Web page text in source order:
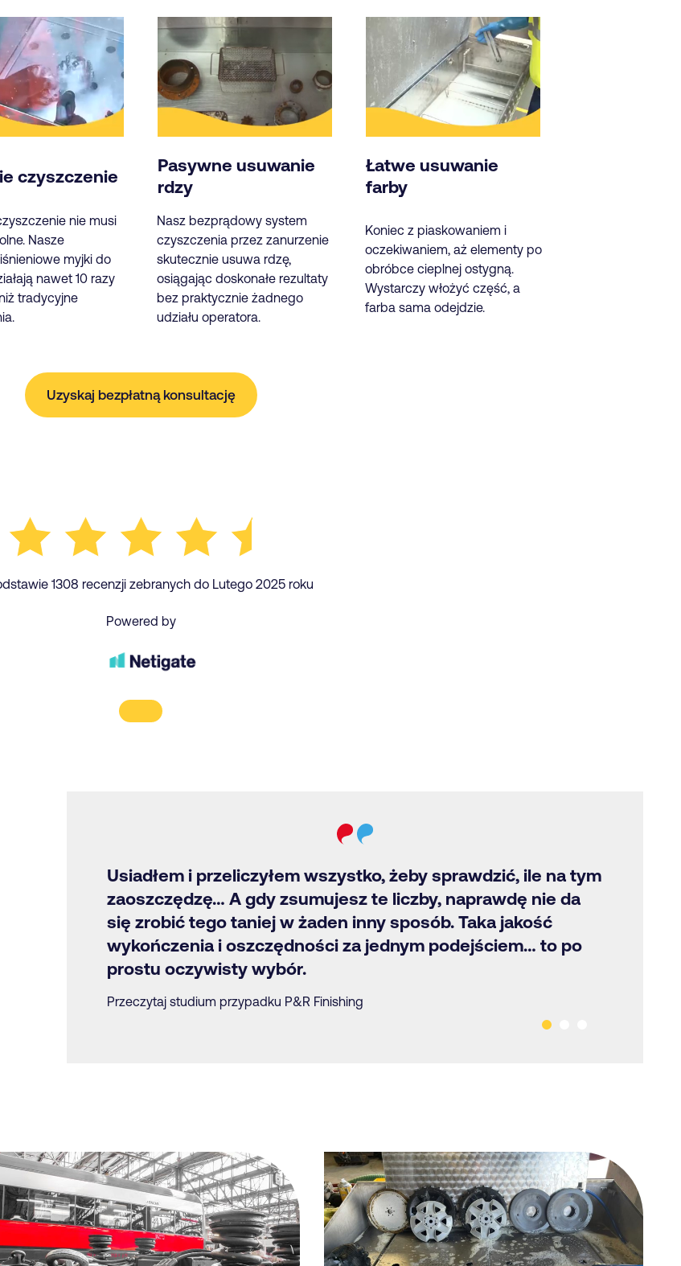
czyszczenie
Pasywne usuwanie
rdzy
Łatwe usuwanie
farby
nie musi
Nasze
myjki do
nawet 10 razy
tradycyjne
Nasz bezprądowy system
czyszczenia przez zanurzenie
skutecznie usuwa rdzę,
osiągając doskonałe rezultaty
bez praktycznie żadnego
udziału operatora.
Koniec z piaskowaniem i
oczekiwaniem, aż elementy po
obróbce cieplnej ostygną.
Wystarczy włożyć część, a
farba sama odejdzie.
Uzyskaj bezpłatną konsultację
1308 recenzji zebranych do Lutego 2025 roku
Powered by
Usiadłem i przeliczyłem wszystko, żeby sprawdzić, ile na tym
zaoszczędzę… A gdy zsumujesz te liczby, naprawdę nie da
się zrobić tego taniej w żaden inny sposób. Taka jakość
wykończenia i oszczędności za jednym podejściem… to po
prostu oczywisty wybór.
Przeczytaj studium przypadku P&R Finishing